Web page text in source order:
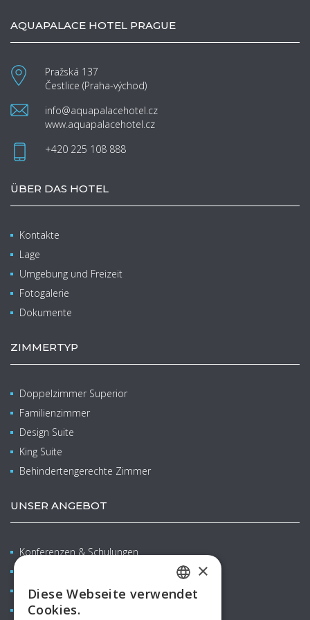
AQUAPALACE HOTEL PRAGUE
Pražská 137
Čestlice (Praha-východ)
info@aquapalacehotel.cz
www.aquapalacehotel.cz
+420 225 108 888
ÜBER DAS HOTEL
Kontakte
Lage
Umgebung und Freizeit
Fotogalerie
Dokumente
ZIMMERTYP
Doppelzimmer Superior
Familienzimmer
Design Suite
King Suite
Behindertengerechte Zimmer
UNSER ANGEBOT
Konferenzen & Schulungen
Familien mit Kindern
Restaurants & Bars
CZECH
×
Diese Webseite verwendet
Cookies.